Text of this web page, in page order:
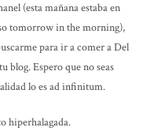
(esta mañana estaba en
tomorrow in the morning),
para ir a comer a Del
blog. Espero que no seas
lo es ad infinitum.
hiperhalagada.